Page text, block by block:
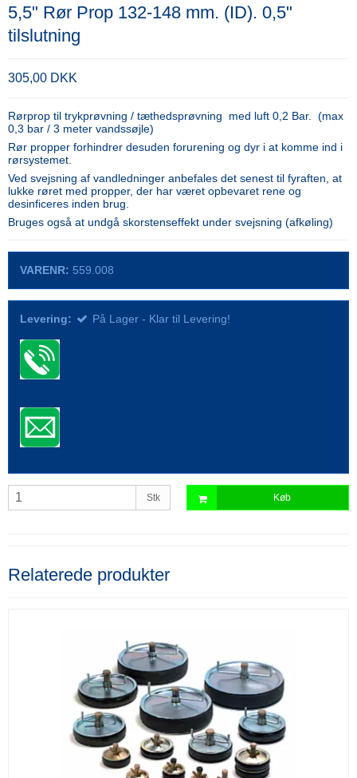
5,5" Rør Prop 132-148 mm. (ID). 0,5"
tilslutning
305,00 DKK
Rørprop til trykprøvning / tæthedsprøvning med luft 0,2 Bar. (max
0,3 bar / 3 meter vandssøjle)
Rør propper forhindrer desuden forurening og dyr i at komme ind i
rørsystemet.
Ved svejsning af vandledninger anbefales det senest til fyraften, at
lukke røret med propper, der har været opbevaret rene og
desinficeres inden brug.
Bruges også at undgå skorstenseffekt under svejsning (afkøling)
VARENR: 559.008
Levering: På Lager - Klar til Levering!
Stk Køb
Relaterede produkter